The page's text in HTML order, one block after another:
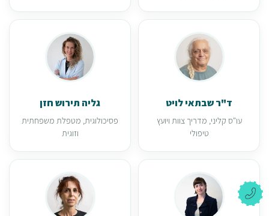
ד"ר שבתאי לויט
עו"ס קליני, מדריך צוות ויועץ
טיפולי
גליה תירוש חזן
פסיכולוגית, מטפלת משפחתית
וזוגית